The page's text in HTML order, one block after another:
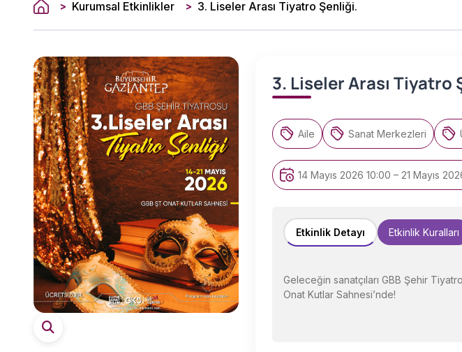
> Kurumsal Etkinlikler > 3. Liseler Arası Tiyatro Şenliği.
3. Liseler Arası Tiyatro
Aile Sanat Merkezleri
14 Mayıs 2026 10:00 – 21 Mayıs
Etkinlik Detayı Etkinlik Kuralları
Geleceğin sanatçıları GBB Şehir
Onat Kutlar Sahnesi’nde!